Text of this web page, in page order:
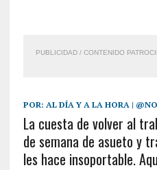
PUBLICIDAD / CONTENIDO
POR: AL DÍA Y A LA HORA |
La cuesta de volver al
de semana de asueto y
les hace insoportable.